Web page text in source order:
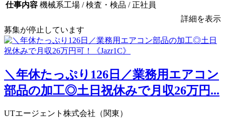
仕事内容 機械系工場 / 検査・検品 / 正社員
詳細を表示
募集が停止しています
＼年休たっぷり126日／業務用エアコン
部品の加工◎土日祝休みで月収26万円...
UTエージェント株式会社（関東）